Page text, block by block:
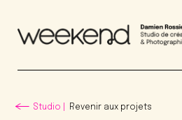
Studio | Revenir aux projets